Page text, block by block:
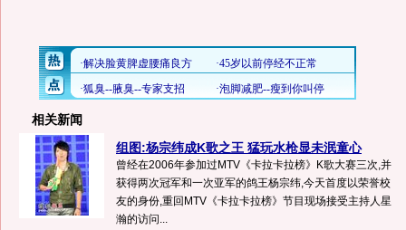
相关新闻
组图:杨宗纬成K歌之王 猛玩水枪显未泯童心
曾经在2006年参加过MTV《卡拉卡拉榜》K歌大赛三次,并
获得两次冠军和一次亚军的鸽王杨宗纬,今天首度以荣誉校
友的身份,重回MTV《卡拉卡拉榜》节目现场接受主持人星
瀚的访问...